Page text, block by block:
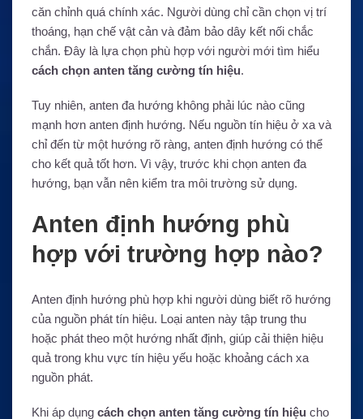
căn chỉnh quá chính xác. Người dùng chỉ cần chọn vị trí
thoáng, hạn chế vật cản và đảm bảo dây kết nối chắc
chắn. Đây là lựa chọn phù hợp với người mới tìm hiểu
cách chọn anten tăng cường tín hiệu.
Tuy nhiên, anten đa hướng không phải lúc nào cũng
mạnh hơn anten định hướng. Nếu nguồn tín hiệu ở xa và
chỉ đến từ một hướng rõ ràng, anten định hướng có thể
cho kết quả tốt hơn. Vì vậy, trước khi chọn anten đa
hướng, bạn vẫn nên kiểm tra môi trường sử dụng.
Anten định hướng phù
hợp với trường hợp nào?
Anten định hướng phù hợp khi người dùng biết rõ hướng
của nguồn phát tín hiệu. Loại anten này tập trung thu
hoặc phát theo một hướng nhất định, giúp cải thiện hiệu
quả trong khu vực tín hiệu yếu hoặc khoảng cách xa
nguồn phát.
Khi áp dụng cách chọn anten tăng cường tín hiệu cho